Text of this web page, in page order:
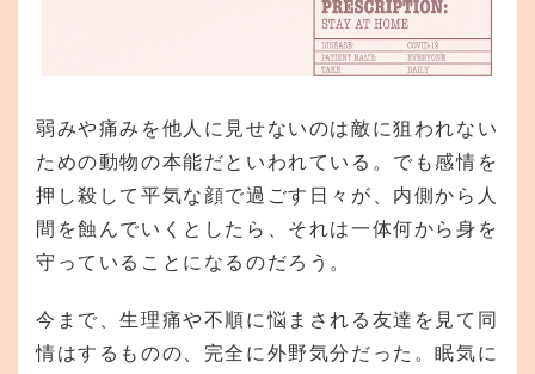
弱みや痛みを他人に見せないのは敵に狙われない
ための動物の本能だといわれている。でも感情を
押し殺して平気な顔で過ごす日々が、内側から人
間を蝕んでいくとしたら、それは一体何から身を
守っていることになるのだろう。
今まで、生理痛や不順に悩まされる友達を見て同
情はするものの、完全に外野気分だった。眠気に